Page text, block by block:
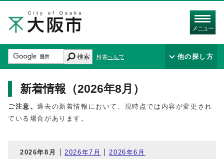
メニュー
検索 検索ヘルプ 他の探し方
新着情報（2026年8月）
ご注意。過去の新着情報において、現時点では内容が変更され
ている場合があります。
2026年8月 2026年7月 2026年6月